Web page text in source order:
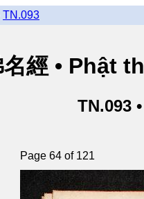
TN.093
名經 • Phật
TN.093
Page 64 of 121